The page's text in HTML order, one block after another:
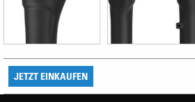
JETZT EINKAUFEN